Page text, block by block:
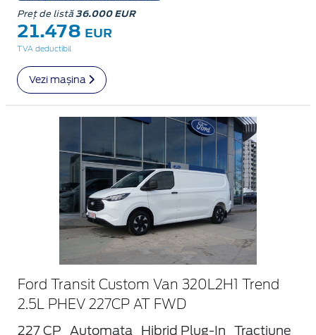
Preț de listă36.000 EUR
21.478 EUR
TVA deductibil
Vezi mașina
Ford Transit Custom Van 320L2H1 Trend
2.5L PHEV 227CP AT FWD
227 CP Automata Hibrid Plug-In Tractiune